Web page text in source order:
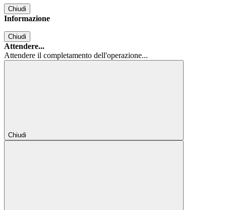
Chiudi
Informazione
Chiudi
Attendere...
Attendere il completamento dell'operazione...
Chiudi